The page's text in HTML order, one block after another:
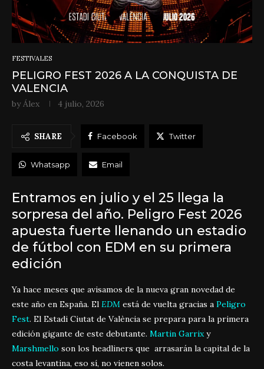
FESTIVALES
PELIGRO FEST 2026 A LA CONQUISTA DE
VALENCIA
byÁlex 4 julio, 2026
SHARE Facebook Twitter
Whatsapp Email
Entramos en julio y el 25 llega la
sorpresa del año. Peligro Fest 2026
apuesta fuerte llenando un estadio
de fútbol con EDM en su primera
edición
Ya hace meses que avisamos de la nueva gran novedad de
este año en España. El EDM está de vuelta gracias a Peligro
Fest. El Estadi Ciutat de València se prepara para la primera
edición gigante de este debutante. Martin Garrixy
Marshmello son los headliners que arrasarán la capital de la
costa levantina, eso sí, no vienen solos.